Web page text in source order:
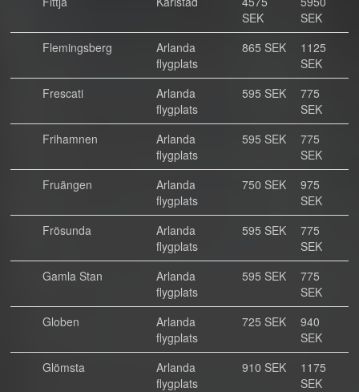
SEK
SEK
Flemingsberg
Arlanda
flygplats
865 SEK
1125
SEK
Frescati
Arlanda
flygplats
595 SEK
775
SEK
Frihamnen
Arlanda
flygplats
595 SEK
775
SEK
Fruängen
Arlanda
flygplats
750 SEK
975
SEK
Frösunda
Arlanda
flygplats
595 SEK
775
SEK
Gamla Stan
Arlanda
flygplats
595 SEK
775
SEK
Globen
Arlanda
flygplats
725 SEK
940
SEK
Glömsta
Arlanda
flygplats
910 SEK
1175
SEK